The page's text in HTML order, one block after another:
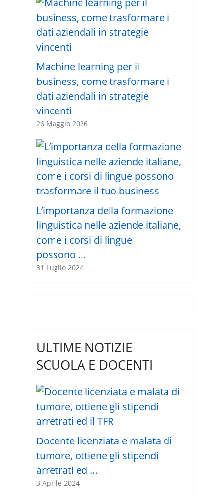
Machine learning per il
business, come trasformare i
dati aziendali in strategie
vincenti
26 Maggio 2026
L’importanza della formazione
linguistica nelle aziende italiane,
come i corsi di lingue
possono …
31 Luglio 2024
ULTIME NOTIZIE
SCUOLA E DOCENTI
Docente licenziata e malata di
tumore, ottiene gli stipendi
arretrati ed …
3 Aprile 2024